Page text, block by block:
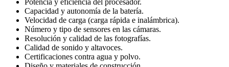
Capacidad y autonomía de la batería.
Velocidad de carga (carga rápida e inalámbrica).
Número y tipo de sensores en las cámaras.
Resolución y calidad de las fotografías.
Calidad de sonido y altavoces.
Certificaciones contra agua y polvo.